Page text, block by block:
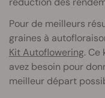
Pour de meilleurs
graines à
Kit Autoflowering.
avez besoin pour
meilleur départ